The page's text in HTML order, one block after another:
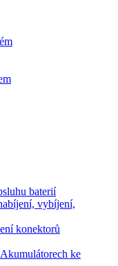
baterií
vybíjení,
konektorů
ke